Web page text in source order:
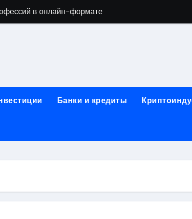
в онлайн-формате
мебельного щита, фанеры, шпона и паркетной
из Китая в Казахстан: маршруты, таможенные
этапы строительства, проверка застройщика и
платежных карт без верификации и
Банки и кредиты